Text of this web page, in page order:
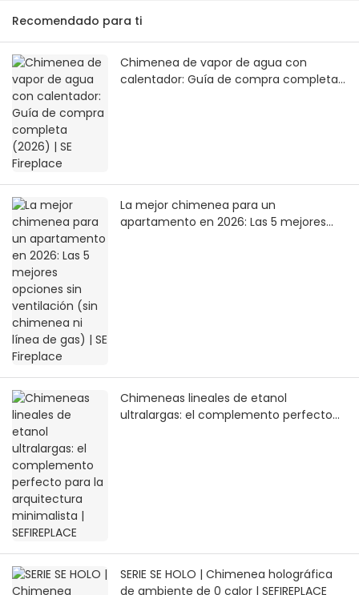
Recomendado para ti
Chimenea de vapor de agua con
calentador: Guía de compra completa
La mejor chimenea para un
apartamento en 2026: Las 5 mejores
Chimeneas lineales de etanol
ultralargas: el complemento perfecto
SERIE SE HOLO | Chimenea holográfica
de ambiente de 0 calor | SEFIREPLACE